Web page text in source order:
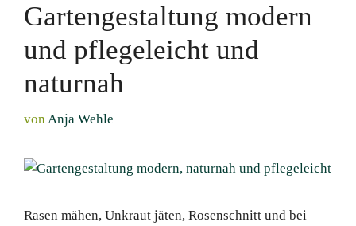
Gartengestaltung modern
und pflegeleicht und
naturnah
von Anja Wehle
Rasen mähen, Unkraut jäten, Rosenschnitt und bei